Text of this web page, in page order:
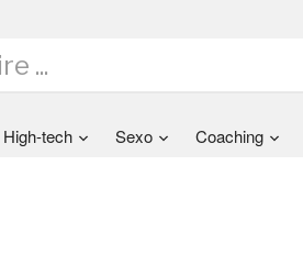
High-tech Sexo Coaching